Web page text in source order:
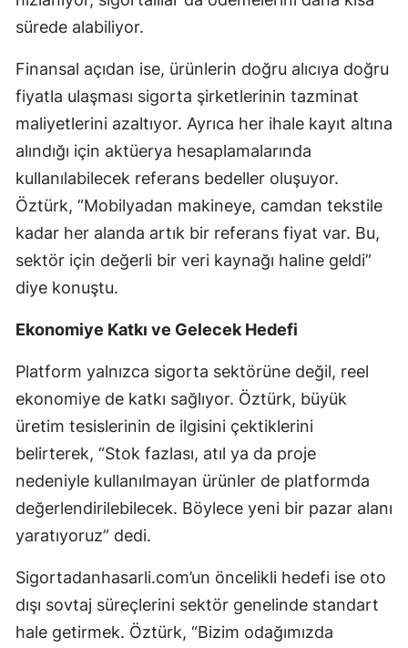
Manisa
Kahramanmaraş
Muğla
Muş
Nevşehir
Ordu
Rize
Sakarya
Samsun
Siirt
Sinop
Tekirdağ
Tokat
sürede alabiliyor.
Finansal açıdan ise, ürünlerin doğru alıcıya doğru
fiyatla ulaşması sigorta şirketlerinin tazminat
maliyetlerini azaltıyor. Ayrıca her ihale kayıt altına
alındığı için aktüerya hesaplamalarında
kullanılabilecek referans bedeller oluşuyor.
Öztürk, “Mobilyadan makineye, camdan tekstile
kadar her alanda artık bir referans fiyat var. Bu,
sektör için değerli bir veri kaynağı haline geldi”
diye konuştu.
Ekonomiye Katkı ve Gelecek Hedefi
Platform yalnızca sigorta sektörüne değil, reel
ekonomiye de katkı sağlıyor. Öztürk, büyük
üretim tesislerinin de ilgisini çektiklerini
belirterek, “Stok fazlası, atıl ya da proje
nedeniyle kullanılmayan ürünler de platformda
değerlendirilebilecek. Böylece yeni bir pazar alanı
yaratıyoruz” dedi.
Sigortadanhasarli.com’un öncelikli hedefi ise oto
dışı sovtaj süreçlerini sektör genelinde standart
hale getirmek. Öztürk, “Bizim odağımızda